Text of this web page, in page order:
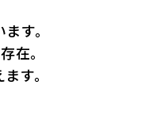
す。
在。
す。